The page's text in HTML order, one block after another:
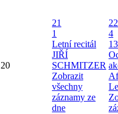
20
21
1
Letní recitál
JIŘÍ
SCHMITZER
Zobrazit
všechny
záznamy ze
dne
22
4